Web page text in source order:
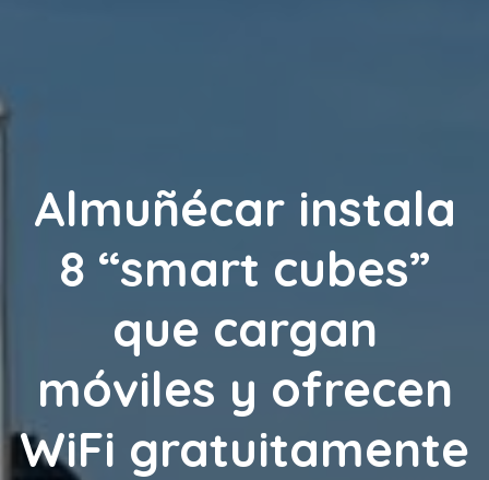
Almuñécar instala
8 “smart cubes”
que cargan
móviles y ofrecen
WiFi gratuitamente